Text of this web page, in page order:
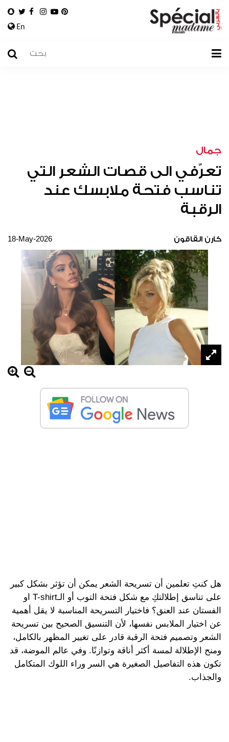
En
جمال
تعرّفي الى قصات الشعر التي
تناسب فتحة ملابسك عند
الرقبة
كارن القاقون 18-May-2026
هل كنتِ تعلمين أن تسريحة الشعر يمكن أن تؤثر بشكل كبير
على تناسق إطلالتكِ مع شكل فتحة التوب أو الـT-shirt او
الفستان عند العنق؟ فاختيار التسريحة المناسبة لا يقل أهمية
عن اختيار الملابس نفسها، لأن التنسيق الصحيح بين تسريحة
الشعر وتصميم فتحة الرقبة قادر على تغيير المظهر بالكامل،
ومنح الإطلالة لمسة أكثر أناقة وتوازنًا. وفي عالم الموضة، قد
تكون هذه التفاصيل الصغيرة هي السر وراء اللوك المتكامل
والجذاب.